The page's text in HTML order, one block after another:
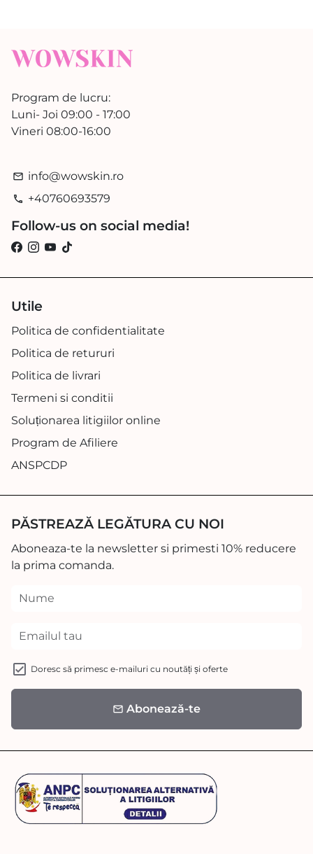
Program de lucru:
Luni- Joi 09:00 - 17:00
Vineri 08:00-16:00
email info@wowskin.ro
phone +40760693579
Follow-us on social media!
Utile
Politica de confidentialitate
Politica de retururi
Politica de livrari
Termeni si conditii
Soluționarea litigiilor online
Program de Afiliere
ANSPCDP
PĂSTREAZĂ LEGĂTURA CU NOI
Aboneaza-te la newsletter si primesti 10% reducere
la prima comanda.
Doresc să primesc e-mailuri cu noutăți și oferte
email Abonează-te